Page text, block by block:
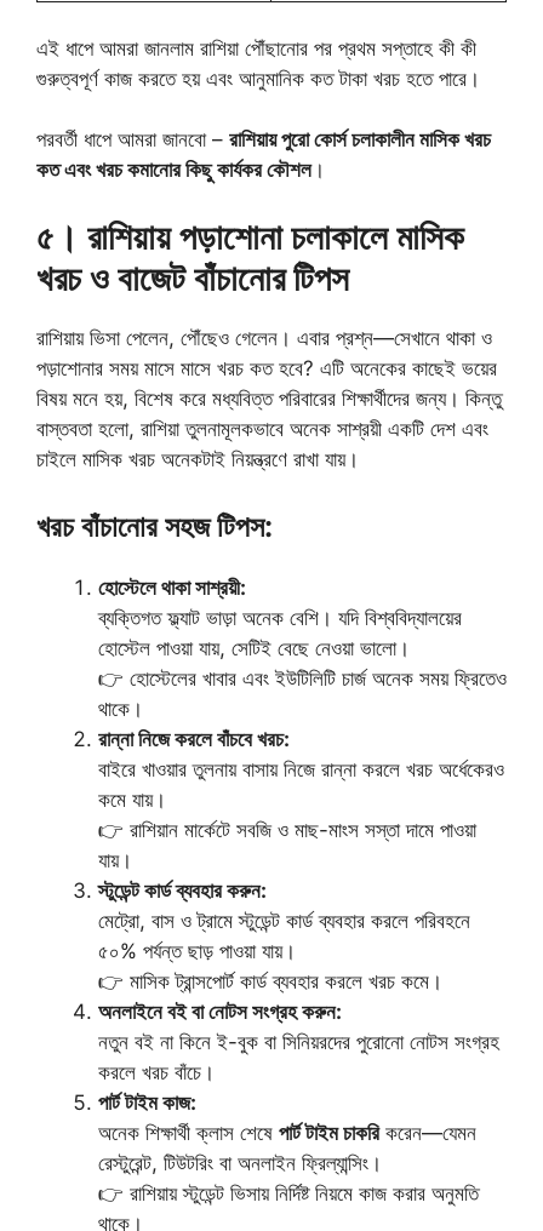
এই ধাপে আমরা জানলাম রাশিয়া পৌঁছানোর পর প্রথম সপ্তাহে কী কী
গুরুত্বপূর্ণ কাজ করতে হয় এবং আনুমানিক কত টাকা খরচ হতে পারে।
পরবর্তী ধাপে আমরা জানবো – রাশিয়ায় পুরো কোর্স চলাকালীন মাসিক খরচ
কত এবং খরচ কমানোর কিছু কার্যকর কৌশল।
৫। রাশিয়ায় পড়াশোনা চলাকালে মাসিক
খরচ ও বাজেট বাঁচানোর টিপস
রাশিয়ায় ভিসা পেলেন, পৌঁছেও গেলেন। এবার প্রশ্ন—সেখানে থাকা ও
পড়াশোনার সময় মাসে মাসে খরচ কত হবে? এটি অনেকের কাছেই ভয়ের
বিষয় মনে হয়, বিশেষ করে মধ্যবিত্ত পরিবারের শিক্ষার্থীদের জন্য। কিন্তু
বাস্তবতা হলো, রাশিয়া তুলনামূলকভাবে অনেক সাশ্রয়ী একটি দেশ এবং
চাইলে মাসিক খরচ অনেকটাই নিয়ন্ত্রণে রাখা যায়।
খরচ বাঁচানোর সহজ টিপস:
হোস্টেলে থাকা সাশ্রয়ী:
ব্যক্তিগত ফ্ল্যাট ভাড়া অনেক বেশি। যদি বিশ্ববিদ্যালয়ের
হোস্টেল পাওয়া যায়, সেটিই বেছে নেওয়া ভালো।
👉 হোস্টেলের খাবার এবং ইউটিলিটি চার্জ অনেক সময় ফ্রিতেও
থাকে।
রান্না নিজে করলে বাঁচবে খরচ:
বাইরে খাওয়ার তুলনায় বাসায় নিজে রান্না করলে খরচ অর্ধেকেরও
কমে যায়।
👉 রাশিয়ান মার্কেটে সবজি ও মাছ-মাংস সস্তা দামে পাওয়া
যায়।
স্টুডেন্ট কার্ড ব্যবহার করুন:
মেট্রো, বাস ও ট্রামে স্টুডেন্ট কার্ড ব্যবহার করলে পরিবহনে
৫০% পর্যন্ত ছাড় পাওয়া যায়।
👉 মাসিক ট্রান্সপোর্ট কার্ড ব্যবহার করলে খরচ কমে।
অনলাইনে বই বা নোটস সংগ্রহ করুন:
নতুন বই না কিনে ই-বুক বা সিনিয়রদের পুরোনো নোটস সংগ্রহ
করলে খরচ বাঁচে।
পার্ট টাইম কাজ:
অনেক শিক্ষার্থী ক্লাস শেষে পার্ট টাইম চাকরিকরেন—যেমন
রেস্টুরেন্ট, টিউটরিং বা অনলাইন ফ্রিল্যান্সিং।
👉 রাশিয়ায় স্টুডেন্ট ভিসায় নির্দিষ্ট নিয়মে কাজ করার অনুমতি
থাকে।